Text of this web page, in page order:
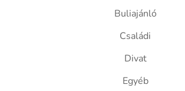
Buliajánló
Családi
Divat
Egyéb